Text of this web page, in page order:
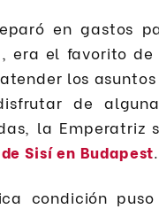
en gastos
era el favorito
los
de
la Emperatriz
Sisí en Budapest.
condición